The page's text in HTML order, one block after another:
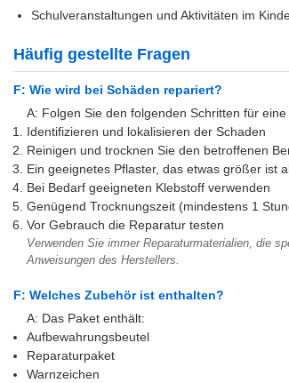
Schulveranstaltungen und Aktivitäten im
Häufig gestellte Fragen
F: Wie wird bei Schäden repariert?
A: Folgen Sie den folgenden Schritten für
Identifizieren und lokalisieren der Schaden
Reinigen und trocknen Sie den betroffenen
Ein geeignetes Pflaster, das etwas größer ist
Bei Bedarf geeigneten Klebstoff verwenden
Genügend Trocknungszeit (mindestens 1
Vor Gebrauch die Reparatur testen
Verwenden Sie immer Reparaturmaterialien, die
Anweisungen des Herstellers.
F: Welches Zubehör ist enthalten?
A: Das Paket enthält:
Aufbewahrungsbeutel
Reparaturpaket
Warnzeichen